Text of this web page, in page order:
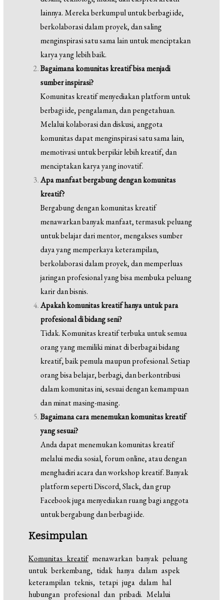
lainnya. Mereka berkumpul untuk berbagi ide,
berkolaborasi dalam proyek, dan saling
menginspirasi satu sama lain untuk menciptakan
karya yang lebih baik.
Bagaimana komunitas kreatif bisa menjadi
sumber inspirasi?
Komunitas kreatif menyediakan platform untuk
berbagi ide, pengalaman, dan pengetahuan.
Melalui kolaborasi dan diskusi, anggota
komunitas dapat menginspirasi satu sama lain,
memotivasi untuk berpikir lebih kreatif, dan
menciptakan karya yang inovatif.
Apa manfaat bergabung dengan komunitas
kreatif?
Bergabung dengan komunitas kreatif
menawarkan banyak manfaat, termasuk peluang
untuk belajar dari mentor, mengakses sumber
daya yang memperkaya keterampilan,
berkolaborasi dalam proyek, dan memperluas
jaringan profesional yang bisa membuka peluang
karir dan bisnis.
Apakah komunitas kreatif hanya untuk para
profesional di bidang seni?
Tidak. Komunitas kreatif terbuka untuk semua
orang yang memiliki minat di berbagai bidang
kreatif, baik pemula maupun profesional. Setiap
orang bisa belajar, berbagi, dan berkontribusi
dalam komunitas ini, sesuai dengan kemampuan
dan minat masing-masing.
Bagaimana cara menemukan komunitas kreatif
yang sesuai?
Anda dapat menemukan komunitas kreatif
melalui media sosial, forum online, atau dengan
menghadiri acara dan workshop kreatif. Banyak
platform seperti Discord, Slack, dan grup
Facebook juga menyediakan ruang bagi anggota
untuk bergabung dan berbagi ide.
Kesimpulan
Komunitas kreatifmenawarkan banyak peluang
untuk berkembang, tidak hanya dalam aspek
keterampilan teknis, tetapi juga dalam hal
hubungan profesional dan pribadi. Melalui